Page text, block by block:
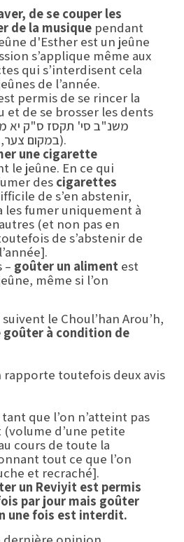
de se couper les
de la musique pendant
d'Esther est un jeûne
s’applique même aux
qui s’interdisent cela
de l’année.
permis de se rincer la
et de se brosser les dents
במקום צער, ותענית אסתר קילא טפי).
une cigarette
le jeûne. En ce qui
des cigarettes
de s’en abstenir,
les fumer uniquement à
(et non pas en
de s’abstenir de
– goûter un aliment est
même si l’on
le Choul’han Arou’h,
à condition de
rapporte toutefois deux avis
que l’on n’atteint pas
d’une petite
cours de toute la
tout ce que l’on
et recraché].
un Reviyit est permis
par jour mais goûter
une fois est interdit.